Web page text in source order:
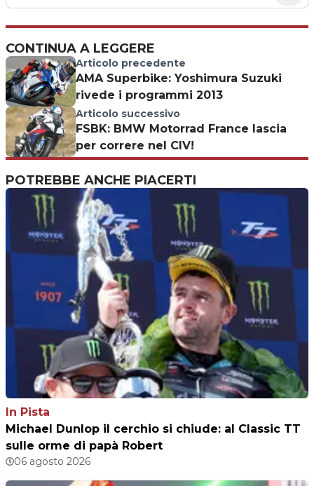
CONTINUA A LEGGERE
Articolo precedente
AMA Superbike: Yoshimura Suzuki
rivede i programmi 2013
Articolo successivo
FSBK: BMW Motorrad France lascia
per correre nel CIV!
POTREBBE ANCHE PIACERTI
In Pista
Michael Dunlop il cerchio si chiude: al Classic TT
sulle orme di papà Robert
06 agosto 2026